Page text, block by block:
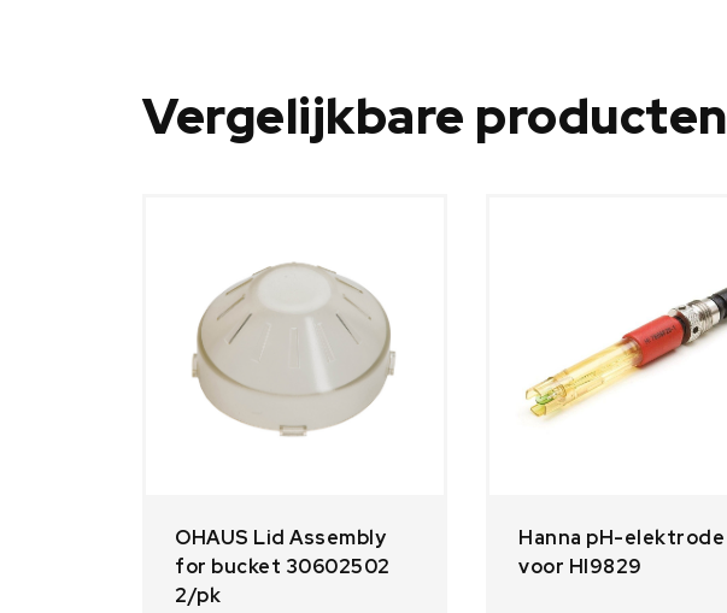
Vergelijkbare producten
OHAUS Lid Assembly
for bucket 30602502
2/pk
Hanna pH-elektrode
voor HI9829